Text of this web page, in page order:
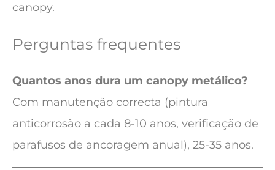
canopy.
Perguntas frequentes
Quantos anos dura um canopy metálico?
Com manutenção correcta (pintura
anticorrosão a cada 8-10 anos, verificação de
parafusos de ancoragem anual), 25-35 anos.